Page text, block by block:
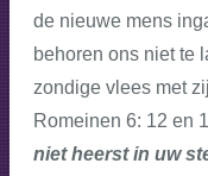
de nieuwe mens
behoren ons niet te
zondige vlees met
Romeinen 6: 12 en
niet heerst in uw